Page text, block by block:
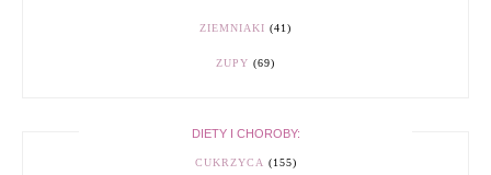
ZIEMNIAKI (41)
ZUPY (69)
DIETY I CHOROBY:
CUKRZYCA (155)